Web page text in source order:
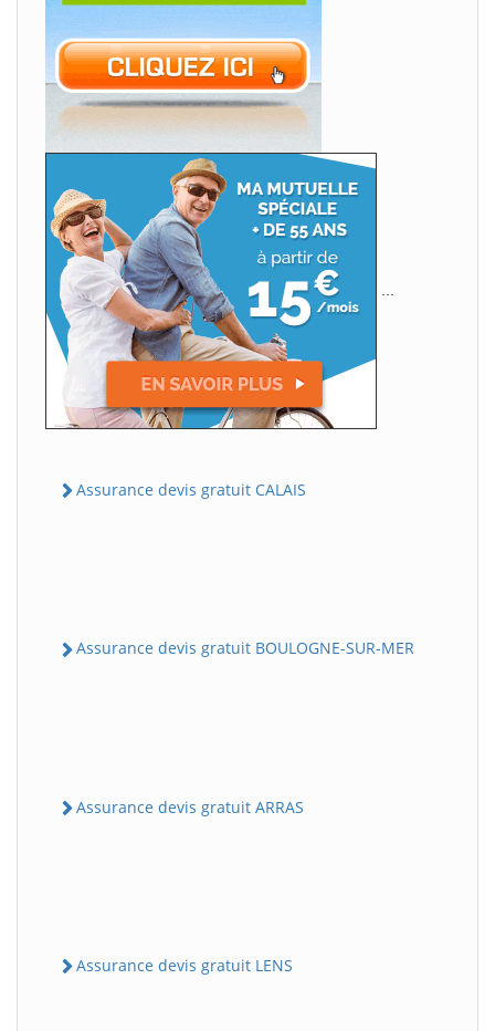
Assurance devis gratuit CALAIS
Assurance devis gratuit BOULOGNE-SUR-MER
Assurance devis gratuit ARRAS
Assurance devis gratuit LENS